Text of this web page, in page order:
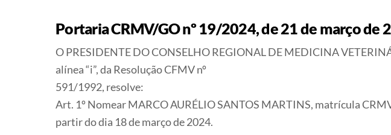
Portaria CRMV/GO nº 19/2024, de 21 de março de
O PRESIDENTE DO CONSELHO REGIONAL DE MEDICINA
alínea “i”, da Resolução CFMV nº
591/1992, resolve:
Art. 1º Nomear MARCO AURÉLIO SANTOS MARTINS, matrícula
partir do dia 18 de março de 2024.